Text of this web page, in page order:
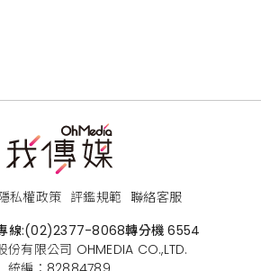
私權政策 評鑑規範 聯絡客服
線:(02)2377-8068轉分機 6554
份有限公司 OHMEDIA CO.,LTD.